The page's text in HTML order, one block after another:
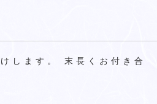
します。 末長くお付き合